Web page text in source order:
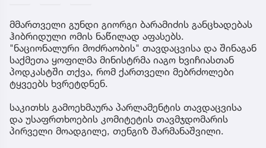
მმართველი გუნდი გიორგი ბარამიძის განცხადებას
ჰიბრიდული ომის ნაწილად აფასებს.
"ნაციონალური მოძრაობის" თავდაცვისა და შინაგან
საქმეთა ყოფილმა მინისტრმა იაგო ხვიჩიასთან
პოდკასტში თქვა, რომ ქართველი მებრძოლები
ტყვეებს ხვრეტდნენ.
საკითხს გამოეხმაურა პარლამენტის თავდაცვისა
და უსაფრთხოების კომიტეტის თავმჯდომარის
პირველი მოადგილე, თენგიზ შარმანაშვილი.